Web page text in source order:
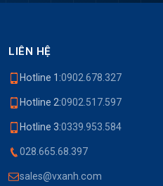
LIÊN HỆ
Hotline 1:0902.678.327
Hotline 2:0902.517.597
Hotline 3:0339.953.584
028.665.68.397
sales@vxanh.com